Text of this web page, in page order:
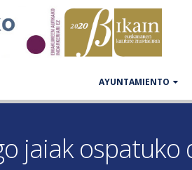
AYUNTAMIENTO
jaiak